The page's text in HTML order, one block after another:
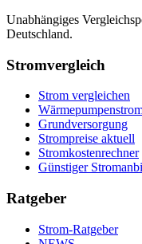
Unabhängiges
Deutschland.
Stromvergleich
Strom vergleichen
Grundversorgung
Strompreise aktuell
Stromkostenrechner
Günstiger
Ratgeber
Strom-Ratgeber